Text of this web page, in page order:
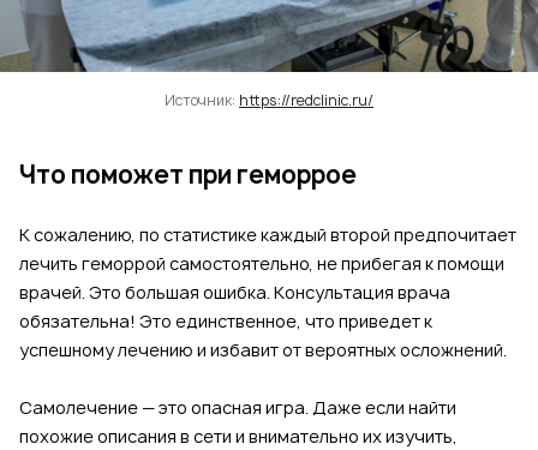
Источник: https://redclinic.ru/
Что поможет при геморрое
К сожалению, по статистике каждый второй предпочитает
лечить геморрой самостоятельно, не прибегая к помощи
врачей. Это большая ошибка. Консультация врача
обязательна! Это единственное, что приведет к
успешному лечению и избавит от вероятных осложнений.
Самолечение — это опасная игра. Даже если найти
похожие описания в сети и внимательно их изучить,